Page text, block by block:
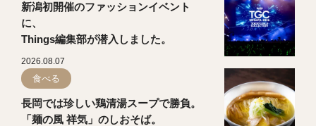
新潟初開催のファッションイベント
に、
Things編集部が潜入しました。
2026.08.07
食べる
長岡では珍しい鶏清湯スープで勝負。
「麺の風 祥気」のしおそば。